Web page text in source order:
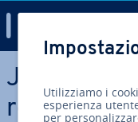
Vai al contenuto
Java
Utilizziamo i
esperienza
per